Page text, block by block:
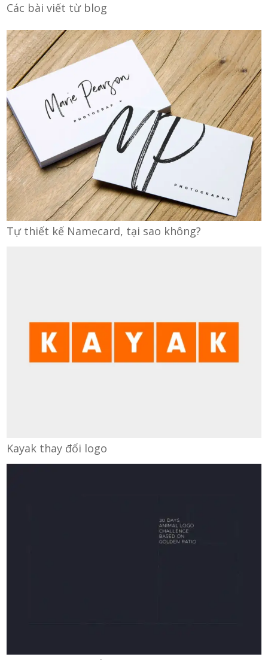
Các bài viết từ blog
Tự thiết kế Namecard, tại sao không?
Kayak thay đổi logo